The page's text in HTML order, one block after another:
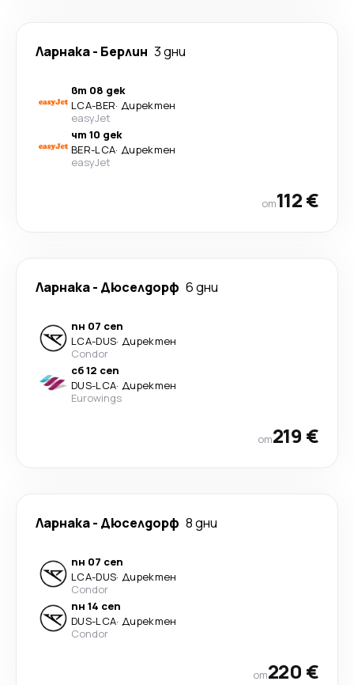
Ларнака- Берлин 3 дни
вт 08 дек
LCA-BER· Директен
easyJet
чт 10 дек
BER-LCA· Директен
easyJet
от112 €
Ларнака- Дюселдорф 6 дни
пн 07 сеп
LCA-DUS· Директен
Condor
сб 12 сеп
DUS-LCA· Директен
Eurowings
от219 €
Ларнака- Дюселдорф 8 дни
пн 07 сеп
LCA-DUS· Директен
Condor
пн 14 сеп
DUS-LCA· Директен
Condor
от220 €